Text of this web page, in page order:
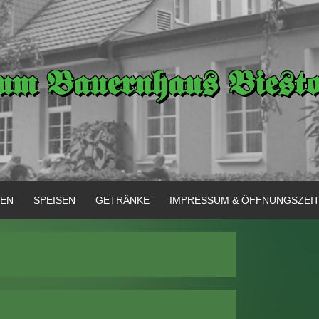
Bauernhaus
SPEISEN GETRÄNKE IMPRESSUM &